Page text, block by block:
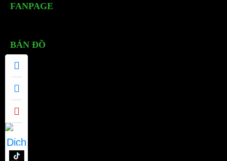
FANPAGE
BẢN ĐỒ